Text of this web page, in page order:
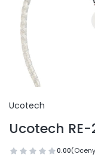
Ucotech
Ucotech
0.00
Przejdź